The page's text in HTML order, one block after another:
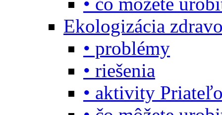
Ekologizácia
• problémy
• riešenia
• aktivity